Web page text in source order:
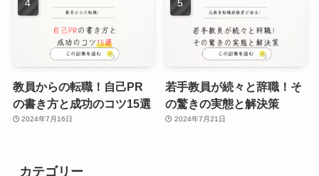
教員からの転職！自己PR
の書き方と成功のコツ15選
2024年7月16日
若手教員が続々と辞職！そ
の驚きの実態と解決策
2024年7月21日
カテゴリー